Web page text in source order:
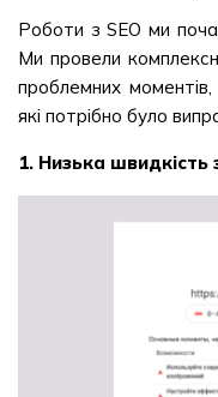
Роботи з SEO ми
Ми провели
проблемних
які потрібно було
1. Низька швидкість